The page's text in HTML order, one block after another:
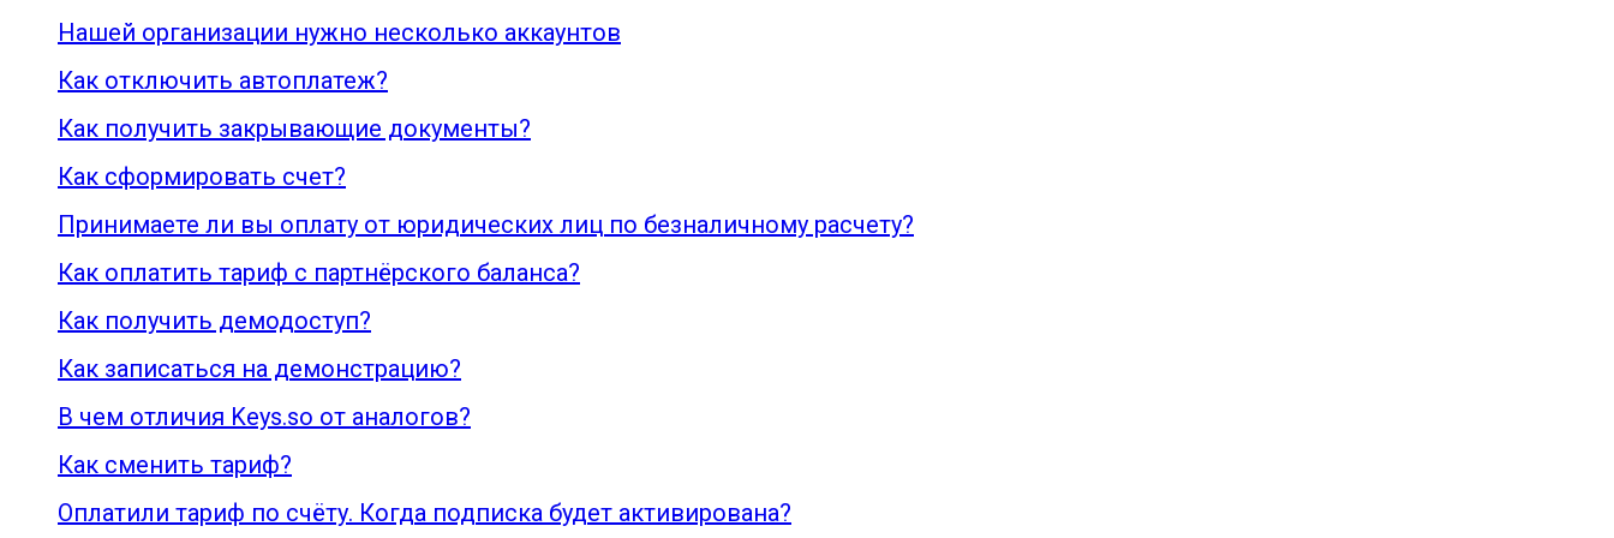
Нашей организации нужно несколько аккаунтов
Как отключить автоплатеж?
Как получить закрывающие документы?
Как сформировать счет?
Принимаете ли вы оплату от юридических лиц по безналичному расчету?
Как оплатить тариф с партнёрского баланса?
Как получить демодоступ?
Как записаться на демонстрацию?
В чем отличия Keys.so от аналогов?
Как сменить тариф?
Оплатили тариф по счёту. Когда подписка будет активирована?